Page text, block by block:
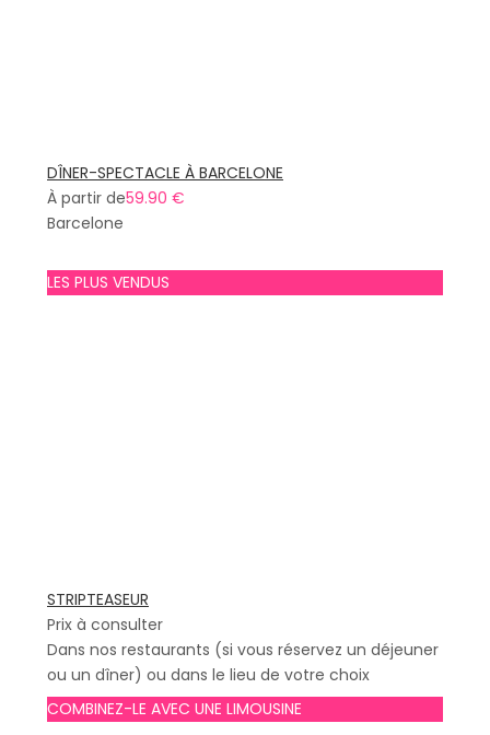
DÎNER-SPECTACLE À BARCELONE
À partir de59.90 €
Barcelone
LES PLUS VENDUS
STRIPTEASEUR
Prix à consulter
Dans nos restaurants (si vous réservez un déjeuner
ou un dîner) ou dans le lieu de votre choix
COMBINEZ-LE AVEC UNE LIMOUSINE